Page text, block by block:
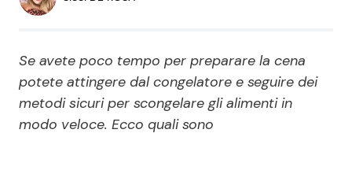
Economia
Persone Scomparse
Politica
Programmi TV
Reality e Talent
Se avete poco tempo per preparare la cena
potete attingere dal congelatore e seguire dei
metodi sicuri per scongelare gli alimenti in
modo veloce. Ecco quali sono